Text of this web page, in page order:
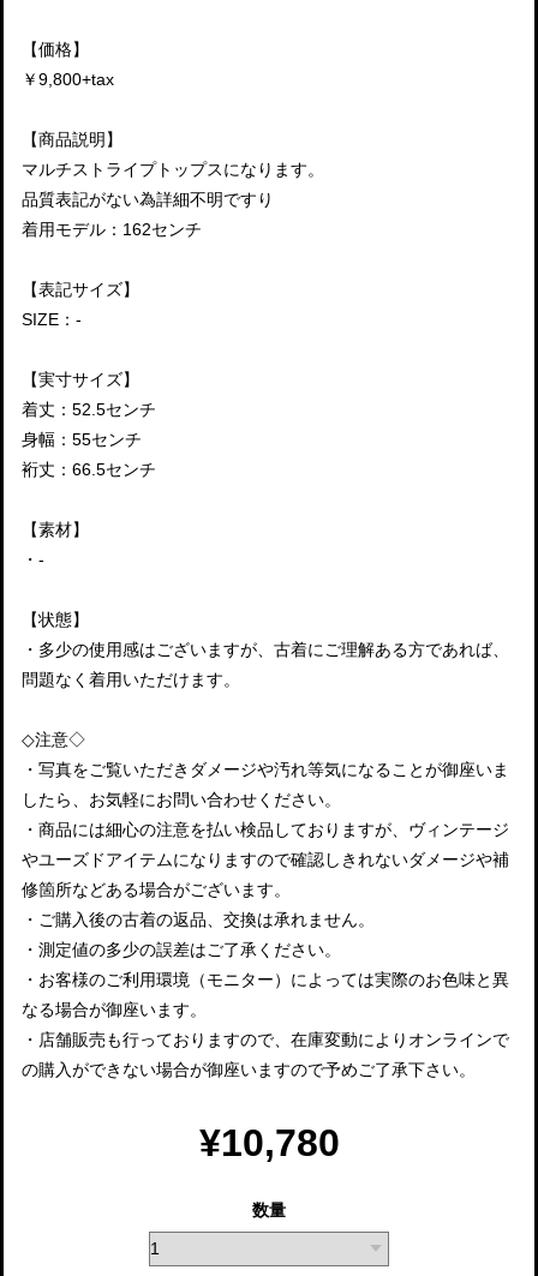
【価格】
￥9,800+tax
【商品説明】
マルチストライプトップスになります。
品質表記がない為詳細不明ですり
着用モデル：162センチ
【表記サイズ】
SIZE：-
【実寸サイズ】
着丈：52.5センチ
身幅：55センチ
裄丈：66.5センチ
【素材】
・-
【状態】
・多少の使用感はございますが、古着にご理解ある方であれば、
問題なく着用いただけます。
◇注意◇
・写真をご覧いただきダメージや汚れ等気になることが御座いま
したら、お気軽にお問い合わせください。
・商品には細心の注意を払い検品しておりますが、ヴィンテージ
やユーズドアイテムになりますので確認しきれないダメージや補
修箇所などある場合がございます。
・ご購入後の古着の返品、交換は承れません。
・測定値の多少の誤差はご了承ください。
・お客様のご利用環境（モニター）によっては実際のお色味と異
なる場合が御座います。
・店舗販売も行っておりますので、在庫変動によりオンラインで
の購入ができない場合が御座いますので予めご了承下さい。
¥10,780
数量